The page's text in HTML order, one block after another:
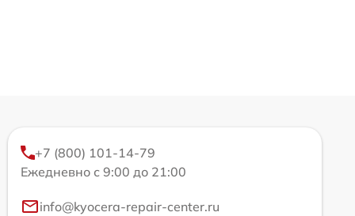
+7 (800) 101-14-79
Ежедневно с 9:00 до 21:00
info@kyocera-repair-center.ru